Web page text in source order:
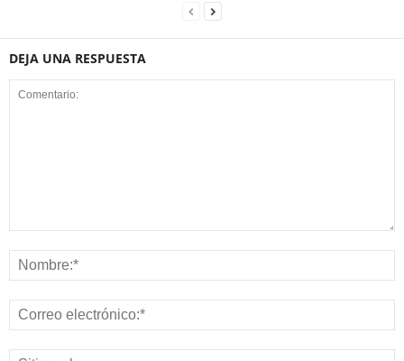
DEJA UNA RESPUESTA